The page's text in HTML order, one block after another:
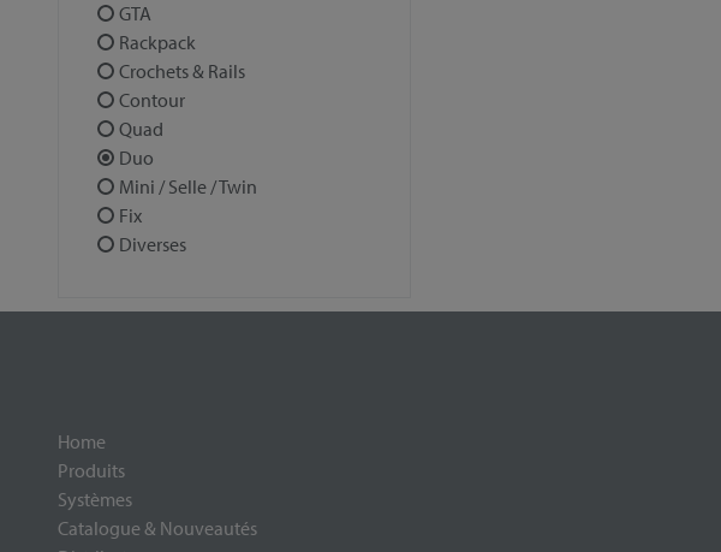
GTA
Rackpack
Crochets & Rails
Contour
Quad
Duo
Mini / Selle / Twin
Fix
Diverses
Home
Produits
Systèmes
Catalogue & Nouveautés